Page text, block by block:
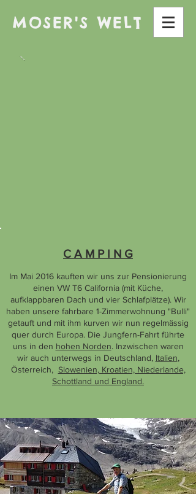
MOSER'S WELT
C A M P I N G
Im Mai 2016 kauften wir uns zur Pensionierung
einen VW T6 California (mit Küche,
aufklappbaren Dach und vier Schlafplätze). Wir
haben unsere fahrbare 1-Zimmerwohnung "Bulli"
getauft und mit ihm kurven wir nun regelmässig
quer durch Europa. Die Jungfern-Fahrt führte
uns in den hohen Norden. Inzwischen waren
wir auch unterwegs in Deutschland, Italien,
Österreich, Slowenien, Kroatien, Niederlande,
Schottland und England.